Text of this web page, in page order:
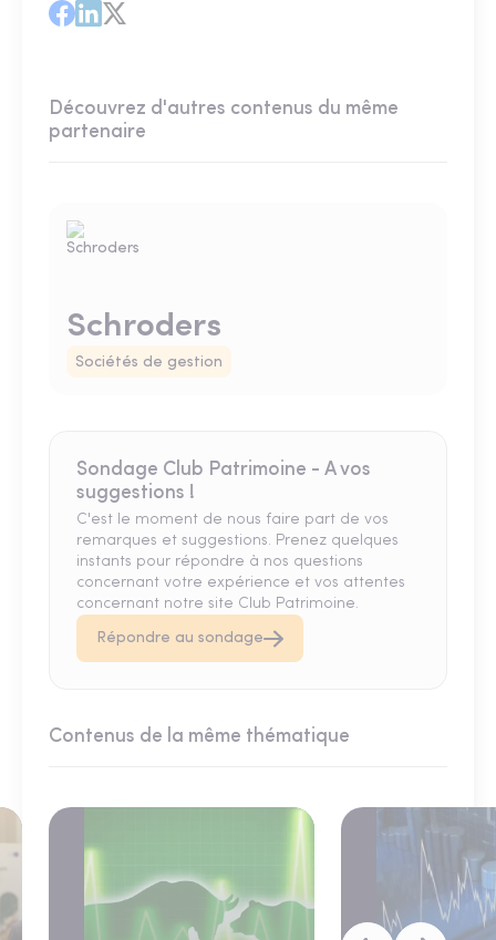
Découvrez d'autres contenus du même
partenaire
Schroders
Sociétés de gestion
Sondage Club Patrimoine - A vos
suggestions !
C'est le moment de nous faire part de vos
remarques et suggestions. Prenez quelques
instants pour répondre à nos questions
concernant votre expérience et vos attentes
concernant notre site Club Patrimoine.
Répondre au sondage
Contenus de la même thématique